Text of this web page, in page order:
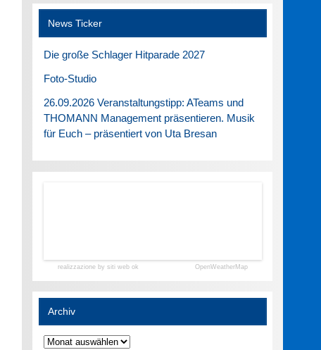
News Ticker
Die große Schlager Hitparade 2027
Foto-Studio
26.09.2026 Veranstaltungstipp: ATeams und
THOMANN Management präsentieren. Musik
für Euch – präsentiert von Uta Bresan
realizzazione by siti web ok OpenWeatherMap
Archiv
Archiv